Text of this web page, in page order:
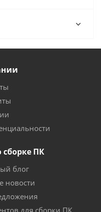
ПК
блог
новости
для сборки ПК